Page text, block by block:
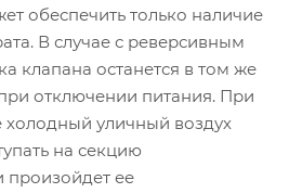
обеспечить только наличие
В случае с реверсивным
клапана останется в том же
отключении питания. При
холодный уличный воздух
на секцию
произойдет ее